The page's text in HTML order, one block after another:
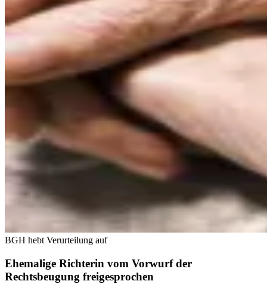
BGH hebt Verurteilung auf
Ehemalige Richterin vom Vorwurf der
Rechtsbeugung freigesprochen